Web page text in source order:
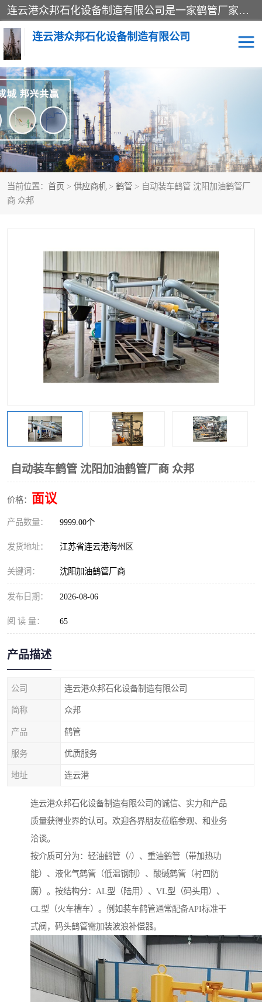
连云港众邦石化设备制造有限公司是一家鹤管厂家主营：鹤管、装车鹤管等，是致力于石油、石化等流体装卸设备(主要产品如鹤管、输油臂、脱缆钩等)的咨询、设计、制造、检测、安装指导、系统调试、维修维护等业务的公司。
连云港众邦石化设备制造有限公司
当前位置： 首页 > 供应商机 > 鹤管 > 自动装车鹤管 沈阳加油鹤管厂
商 众邦
自动装车鹤管 沈阳加油鹤管厂商 众邦
价格： 面议
产品数量： 9999.00个
发货地址： 江苏省连云港海州区
关键词： 沈阳加油鹤管厂商
发布日期： 2026-08-06
阅 读 量： 65
产品描述
公司 连云港众邦石化设备制造有限公司
简称 众邦
产品 鹤管
服务 优质服务
地址 连云港
连云港众邦石化设备制造有限公司的诚信、实力和产品
质量获得业界的认可。欢迎各界朋友莅临参观、和业务
洽谈。
按介质可分为：轻油鹤管（/）、重油鹤管（带加热功
能）、液化气鹤管（低温钢制）、酸碱鹤管（衬四防
腐）。按结构分：AL型（陆用）、VL型（码头用）、
CL型（火车槽车）。例如装车鹤管通常配备API标准干
式阀，码头鹤管需加装波浪补偿器。
鹤管 顶部装卸鹤管
底部装卸鹤管 LNG低温鹤管
液氨鹤管 液化气鹤管
鹤管配件 活动梯栈台